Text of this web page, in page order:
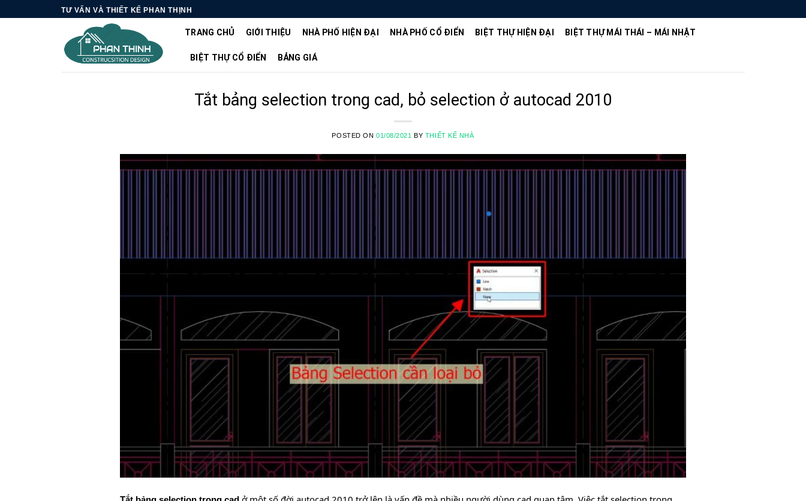
TƯ VẤN VÀ THIẾT KẾ PHAN THỊNH
TRANG CHỦ GIỚI THIỆU NHÀ PHỐ HIỆN ĐẠI NHÀ PHỐ CỔ ĐIỂN BIỆT THỰ HIỆN ĐẠI BIỆT THỰ MÁI THÁI – MÁI NHẬT
BIỆT THỰ CỔ ĐIỂN BẢNG GIÁ
Tắt bảng selection trong cad, bỏ selection ở autocad 2010
POSTED ON 01/08/2021 BY THIẾT KẾ NHÀ